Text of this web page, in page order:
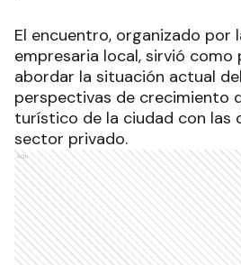
El encuentro, organizado por
empresaria local, sirvió
abordar la situación actual
perspectivas de crecimiento
turístico de la ciudad con las
sector privado.
Ads